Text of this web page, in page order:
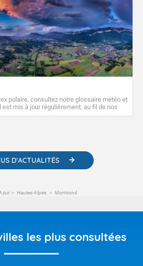
polaire, consultez notre glossaire météo et
mis à jour régulièrement, au fil de nos
également des liens utiles vers nos
D'ACTUALITÉS
Hautes-Alpes Montrond
les plus consultées